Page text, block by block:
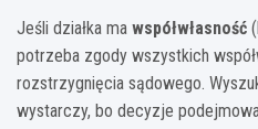
Jeśli działka ma współwłasność
potrzeba zgody wszystkich
rozstrzygnięcia sądowego.
wystarczy, bo decyzje